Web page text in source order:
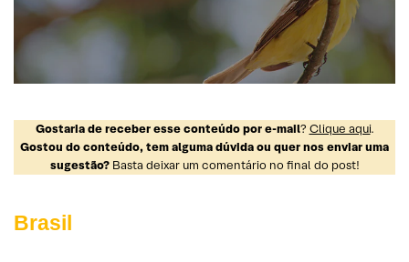
Gostaria de receber esse conteúdo por e-mail? Clique aqui.
Gostou do conteúdo, tem alguma dúvida ou quer nos enviar uma
sugestão?Basta deixar um comentário no final do post!
Brasil